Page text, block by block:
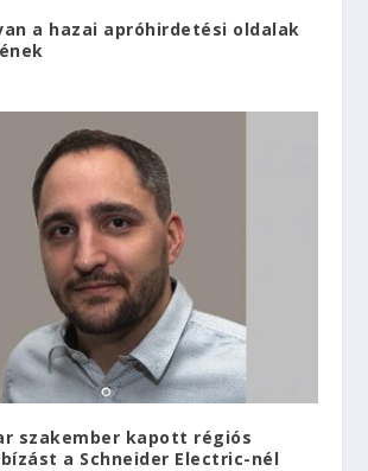
a hazai apróhirdetési oldalak
szakember kapott régiós
a Schneider Electric-nél